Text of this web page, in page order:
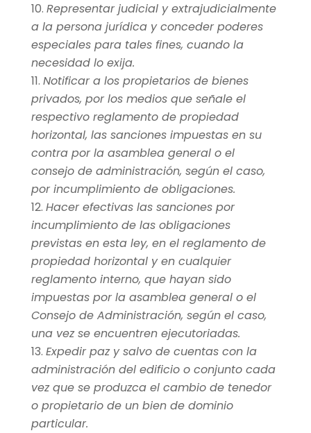
Representar judicial y extrajudicialmente
a la persona jurídica y conceder poderes
especiales para tales fines, cuando la
necesidad lo exija.
Notificar a los propietarios de bienes
privados, por los medios que señale el
respectivo reglamento de propiedad
horizontal, las sanciones impuestas en su
contra por la asamblea general o el
consejo de administración, según el caso,
por incumplimiento de obligaciones.
Hacer efectivas las sanciones por
incumplimiento de las obligaciones
previstas en esta ley, en el reglamento de
propiedad horizontal y en cualquier
reglamento interno, que hayan sido
impuestas por la asamblea general o el
Consejo de Administración, según el caso,
una vez se encuentren ejecutoriadas.
Expedir paz y salvo de cuentas con la
administración del edificio o conjunto cada
vez que se produzca el cambio de tenedor
o propietario de un bien de dominio
particular.